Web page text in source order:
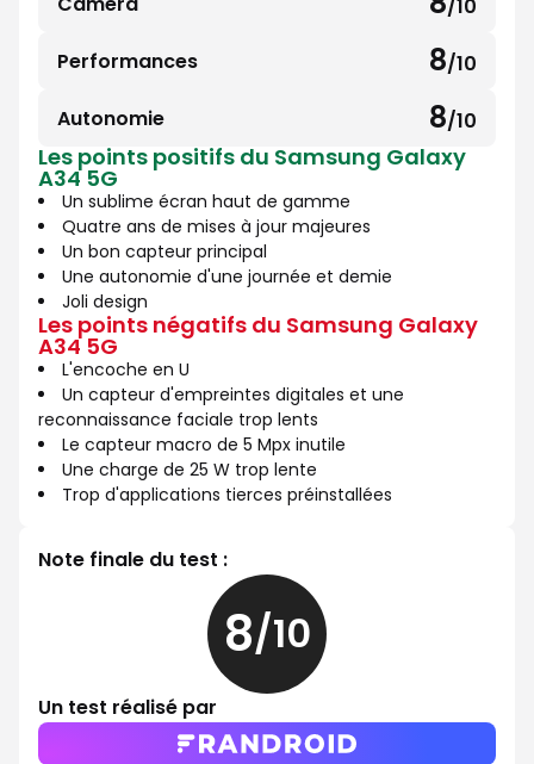
10
/10
8
10
Performances 8/10
8
10
Autonomie 8/10
8
sur
10
Les points positifs du Samsung Galaxy
A34 5G
Un sublime écran haut de gamme
Quatre ans de mises à jour majeures
Un bon capteur principal
Une autonomie d'une journée et demie
Joli design
Les points négatifs du Samsung Galaxy
A34 5G
L'encoche en U
Un capteur d'empreintes digitales et une
reconnaissance faciale trop lents
Le capteur macro de 5 Mpx inutile
Une charge de 25 W trop lente
Trop d'applications tierces préinstallées
Note finale du test :
8/10
10
Un test réalisé par